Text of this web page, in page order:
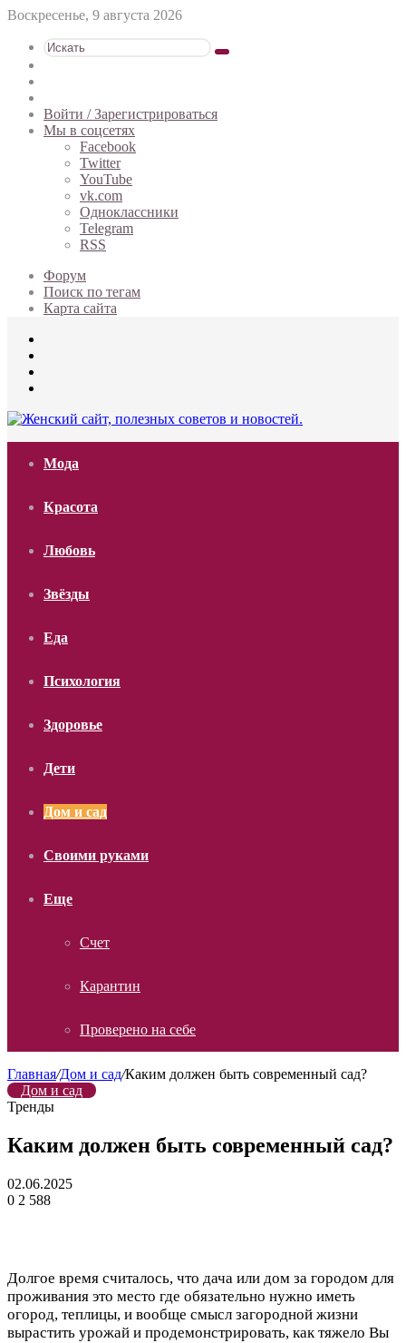
Воскресенье, 9 августа 2026
Искать
статья
Войти / Зарегистрироваться
Мы в соцсетях
Facebook
Twitter
YouTube
vk.com
Одноклассники
Telegram
RSS
Форум
Поиск по тегам
Карта сайта
Мода
Красота
Любовь
Звёзды
Еда
Психология
Здоровье
Дети
Дом и сад
Своими руками
Еще
Счет
Карантин
Проверено на себе
Главная/Дом и сад/Каким должен быть современный сад?
Дом и сад
Тренды
Каким должен быть современный сад?
02.06.2025
0 2 588
Долгое время считалось, что дача или дом за городом для
проживания это место где обязательно нужно иметь
огород, теплицы, и вообще смысл загородной жизни
вырастить урожай и продемонстрировать, как тяжело Вы